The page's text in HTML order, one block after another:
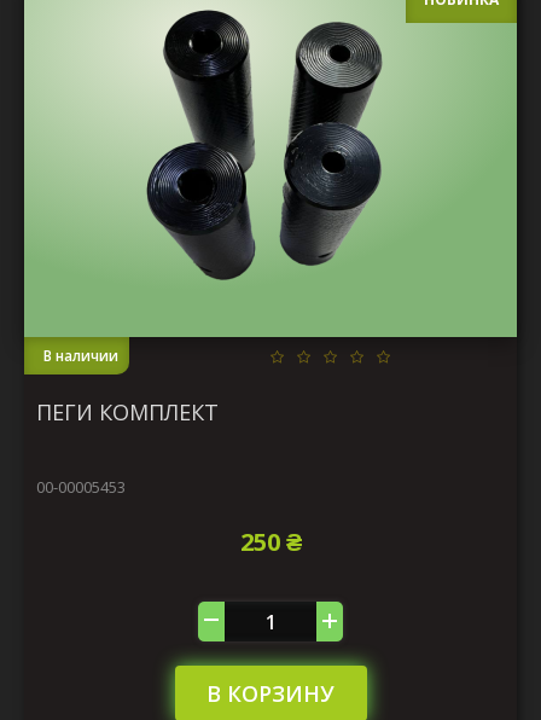
В наличии
ПЕГИ КОМПЛЕКТ
00-00005453
250 ₴
В КОРЗИНУ